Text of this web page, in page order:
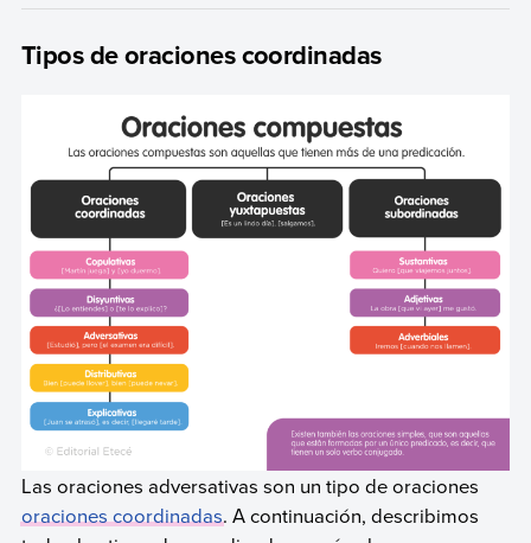
Tipos de oraciones coordinadas
Las oraciones adversativas son un tipo de oraciones
oraciones coordinadas. A continuación, describimos